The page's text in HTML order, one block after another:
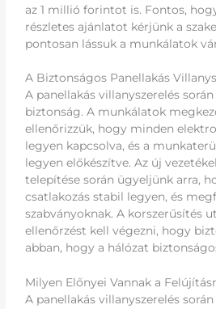
az 1 millió forintot is. Fontos,
részletes ajánlatot kérjünk a
pontosan lássuk a munkálatok
A Biztonságos Panellakás
A panellakás villanyszerelés
biztonság. A munkálatok
ellenőrizzük, hogy minden
legyen kapcsolva, és a
legyen előkészítve. Az új
telepítése során ügyeljünk arra,
csatlakozás stabil legyen, és
szabványoknak. A korszerűsítés
ellenőrzést kell végezni, hogy
abban, hogy a hálózat
Milyen Előnyei Vannak a
A panellakás villanyszerelés